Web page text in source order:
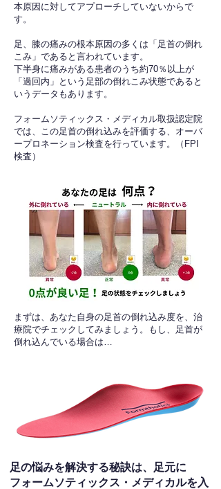
本原因に対してアプローチしていないからで
す。
足、膝の痛みの根本原因の多くは「足首の倒れ
こみ」であると言われています。
下半身に痛みがある患者のうち約70％以上が
「過回内」という足部の倒れこみ状態であると
いうデータもあります。
フォームソティックス・メディカル取扱認定院
では、この足首の倒れ込みを評価する、オーバ
ープロネーション検査を行っています。（FPI
検査）​
​まずは、あなた自身の足首の倒れ込み度を、治
療院でチェックしてみましょう。もし、足首が
倒れ込んでいる場合は…
足の悩みを解決する秘訣は、足元に
フォームソティックス・メディカルを入